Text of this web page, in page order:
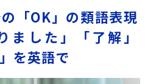
「OK」の類語表現
ました」「了解」
を英語で